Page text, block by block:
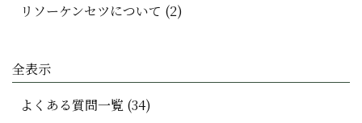
リソーケンセツについて (2)
全表示
よくある質問一覧 (34)